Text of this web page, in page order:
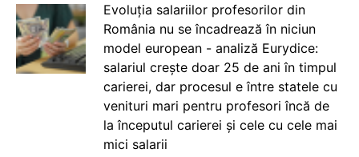
Evoluția salariilor profesorilor din
România nu se încadrează în niciun
model european - analiză Eurydice:
salariul crește doar 25 de ani în timpul
carierei, dar procesul e între statele cu
venituri mari pentru profesori încă de
la începutul carierei și cele cu cele mai
mici salarii